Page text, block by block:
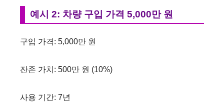
예시 2: 차량 구입 가격 5,000만 원
구입 가격: 5,000만 원
잔존 가치: 500만 원 (10%)
사용 기간: 7년